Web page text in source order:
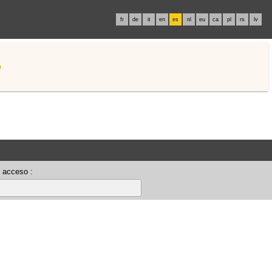
fr de it en es nl eu ca pl rs lv
acceso :